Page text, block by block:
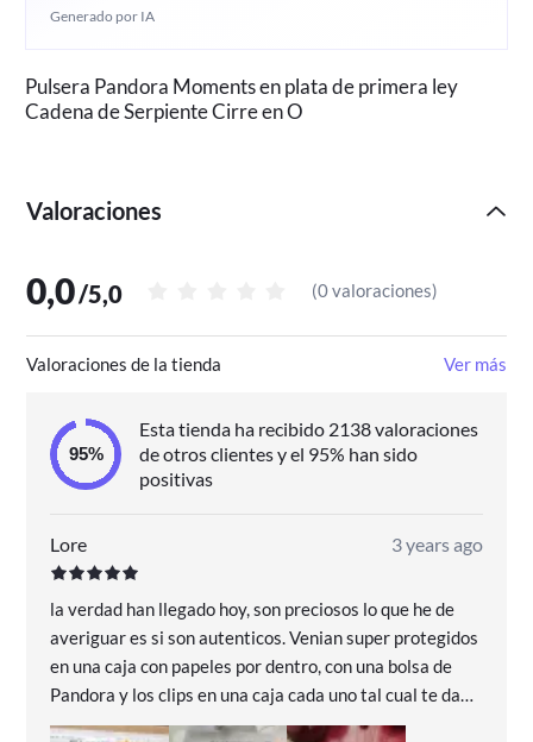
Generado por IA
Pulsera Pandora Moments en plata de primera ley
Cadena de Serpiente Cirre en O
Valoraciones
0,0/5,0 (0 valoraciones)
Valoraciones de la tienda Ver más
Esta tienda ha recibido 2138 valoraciones
de otros clientes y el 95% han sido
positivas
Lore 3 years ago
la verdad han llegado hoy, son preciosos lo que he de
averiguar es si son autenticos. Venian super protegidos
en una caja con papeles por dentro, con una bolsa de
Pandora y los clips en una caja cada uno tal cual te dan
la de pandora voy a llevarlos para comprobar si son